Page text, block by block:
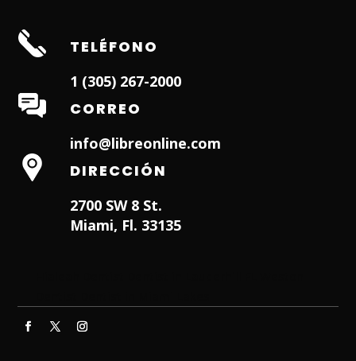
TELÉFONO
1 (305) 267-2000
CORREO
info@libreonline.com
DIRECCIÓN
2700 SW 8 St.
Miami, Fl. 33135